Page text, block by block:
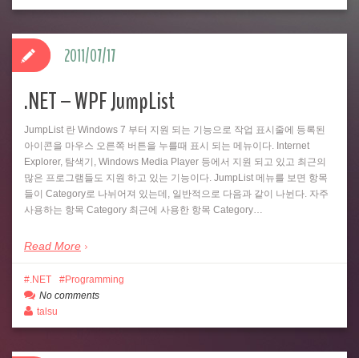
.NET – WPF JumpList
JumpList 란 Windows 7 부터 지원 되는 기능으로 작업 표시줄에 등록된
아이콘을 마우스 오른쪽 버튼을 누를때 표시 되는 메뉴이다. Internet
Explorer, 탐색기, Windows Media Player 등에서 지원 되고 있고 최근의
많은 프로그램들도 지원 하고 있는 기능이다. JumpList 메뉴를 보면 항목
들이 Category로 나뉘어져 있는데, 일반적으로 다음과 같이 나뉜다. 자주
사용하는 항목 Category 최근에 사용한 항목 Category…
Read More
2011/07/17
.NET
Programming
No comments
talsu